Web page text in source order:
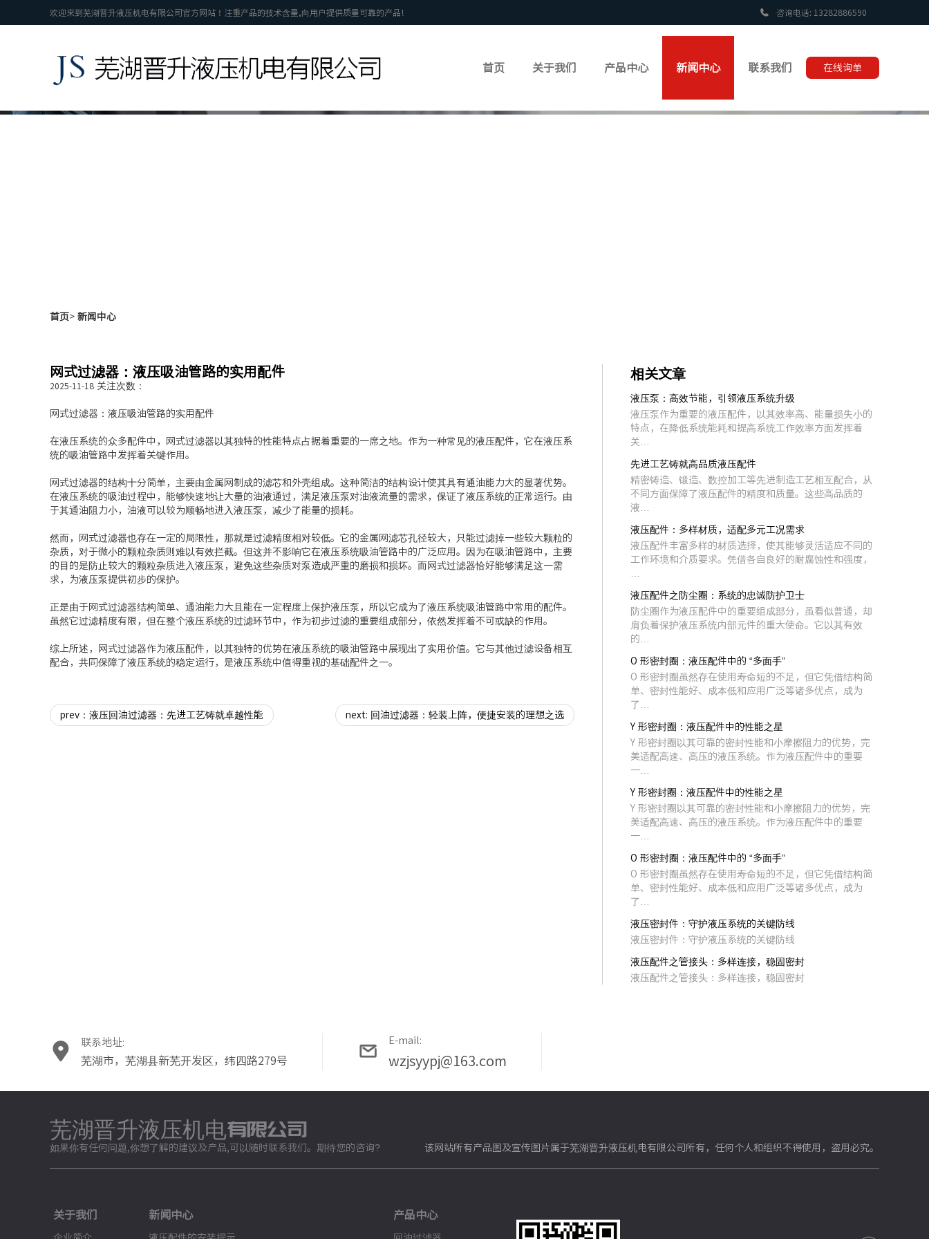
欢迎来到芜湖晋升液压机电有限公司官方网站！注重产品的技术含量,向用户提供质量可靠的产品! 咨询电话: 13282886590
首页 关于我们 产品中心 新闻中心 联系我们 在线询单
首页> 新闻中心
网式过滤器：液压吸油管路的实用配件
2025-11-18 关注次数：
网式过滤器：液压吸油管路的实用配件
在液压系统的众多配件中，网式过滤器以其独特的性能特点占据着重要的一席之地。作为一种常见的液压配件，它在液压系
统的吸油管路中发挥着关键作用。
网式过滤器的结构十分简单，主要由金属网制成的滤芯和外壳组成。这种简洁的结构设计使其具有通油能力大的显著优势。
在液压系统的吸油过程中，能够快速地让大量的油液通过，满足液压泵对油液流量的需求，保证了液压系统的正常运行。由
于其通油阻力小，油液可以较为顺畅地进入液压泵，减少了能量的损耗。
然而，网式过滤器也存在一定的局限性，那就是过滤精度相对较低。它的金属网滤芯孔径较大，只能过滤掉一些较大颗粒的
杂质，对于微小的颗粒杂质则难以有效拦截。但这并不影响它在液压系统吸油管路中的广泛应用。因为在吸油管路中，主要
的目的是防止较大的颗粒杂质进入液压泵，避免这些杂质对泵造成严重的磨损和损坏。而网式过滤器恰好能够满足这一需
求，为液压泵提供初步的保护。
正是由于网式过滤器结构简单、通油能力大且能在一定程度上保护液压泵，所以它成为了液压系统吸油管路中常用的配件。
虽然它过滤精度有限，但在整个液压系统的过滤环节中，作为初步过滤的重要组成部分，依然发挥着不可或缺的作用。
综上所述，网式过滤器作为液压配件，以其独特的优势在液压系统的吸油管路中展现出了实用价值。它与其他过滤设备相互
配合，共同保障了液压系统的稳定运行，是液压系统中值得重视的基础配件之一。
prev：液压回油过滤器：先进工艺铸就卓越性能 next: 回油过滤器：轻装上阵，便捷安装的理想之选
相关文章
液压泵：高效节能，引领液压系统升级
液压泵作为重要的液压配件，以其效率高、能量损失小的
特点，在降低系统能耗和提高系统工作效率方面发挥着
关…
先进工艺铸就高品质液压配件
精密铸造、锻造、数控加工等先进制造工艺相互配合，从
不同方面保障了液压配件的精度和质量。这些高品质的
液…
液压配件：多样材质，适配多元工况需求
液压配件丰富多样的材质选择，使其能够灵活适应不同的
工作环境和介质要求。凭借各自良好的耐腐蚀性和强度，
液压配件之防尘圈：系统的忠诚防护卫士
防尘圈作为液压配件中的重要组成部分，虽看似普通，却
肩负着保护液压系统内部元件的重大使命。它以其有效
的…
O 形密封圈：液压配件中的 “多面手”
O 形密封圈虽然存在使用寿命短的不足，但它凭借结构简
单、密封性能好、成本低和应用广泛等诸多优点，成为
了…
Y 形密封圈：液压配件中的性能之星
Y 形密封圈以其可靠的密封性能和小摩擦阻力的优势，完
美适配高速、高压的液压系统。作为液压配件中的重要
一…
Y 形密封圈：液压配件中的性能之星
Y 形密封圈以其可靠的密封性能和小摩擦阻力的优势，完
美适配高速、高压的液压系统。作为液压配件中的重要
一…
O 形密封圈：液压配件中的 “多面手”
O 形密封圈虽然存在使用寿命短的不足，但它凭借结构简
单、密封性能好、成本低和应用广泛等诸多优点，成为
了…
液压密封件：守护液压系统的关键防线
液压密封件：守护液压系统的关键防线
液压配件之管接头：多样连接，稳固密封
液压配件之管接头：多样连接，稳固密封
联系地址:
芜湖市，芜湖县新芜开发区，纬四路279号
E-mail:
wzjsyypj@163.com
芜湖晋升液压机电有限公司
如果你有任何问题,你想了解的建议及产品,可以随时联系我们。期待您的咨询? 该网站所有产品图及宣传图片属于芜湖晋升液压机电有限公司所有，任何个人和组织不得使用，盗用必究。
关于我们 新闻中心 产品中心